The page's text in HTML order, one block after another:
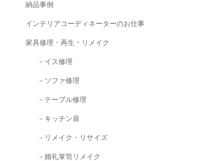
納品事例
インテリアコーディネーターのお仕事
家具修理・再生・リメイク
－イス修理
－ソファ修理
－テーブル修理
－キッチン扉
－リメイク・リサイズ
－婚礼箪笥リメイク